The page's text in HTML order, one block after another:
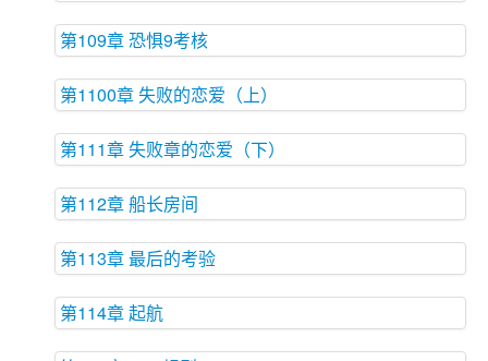
第109章 恐惧9考核
第1100章 失败的恋爱（上）
第111章 失败章的恋爱（下）
第112章 船长房间
第113章 最后的考验
第114章 起航